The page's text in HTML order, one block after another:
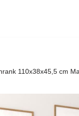
110x38x45,5 cm